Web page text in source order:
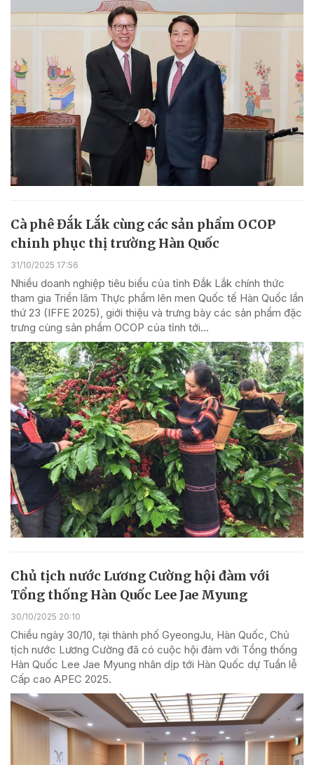
Cà phê Đắk Lắk cùng các sản phẩm OCOP
chinh phục thị trường Hàn Quốc
31/10/2025 17:56
Nhiều doanh nghiệp tiêu biểu của tỉnh Đắk Lắk chính thức
tham gia Triển lãm Thực phẩm lên men Quốc tế Hàn Quốc lần
thứ 23 (IFFE 2025), giới thiệu và trưng bày các sản phẩm đặc
trưng cùng sản phẩm OCOP của tỉnh tới...
Chủ tịch nước Lương Cường hội đàm với
Tổng thống Hàn Quốc Lee Jae Myung
30/10/2025 20:10
Chiều ngày 30/10, tại thành phố GyeongJu, Hàn Quốc, Chủ
tịch nước Lương Cường đã có cuộc hội đàm với Tổng thống
Hàn Quốc Lee Jae Myung nhân dịp tới Hàn Quốc dự Tuần lễ
Cấp cao APEC 2025.